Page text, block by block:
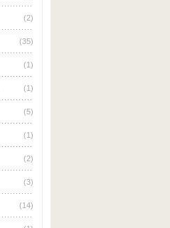
(2)
(35)
(1)
(1)
(5)
(1)
(2)
(3)
(14)